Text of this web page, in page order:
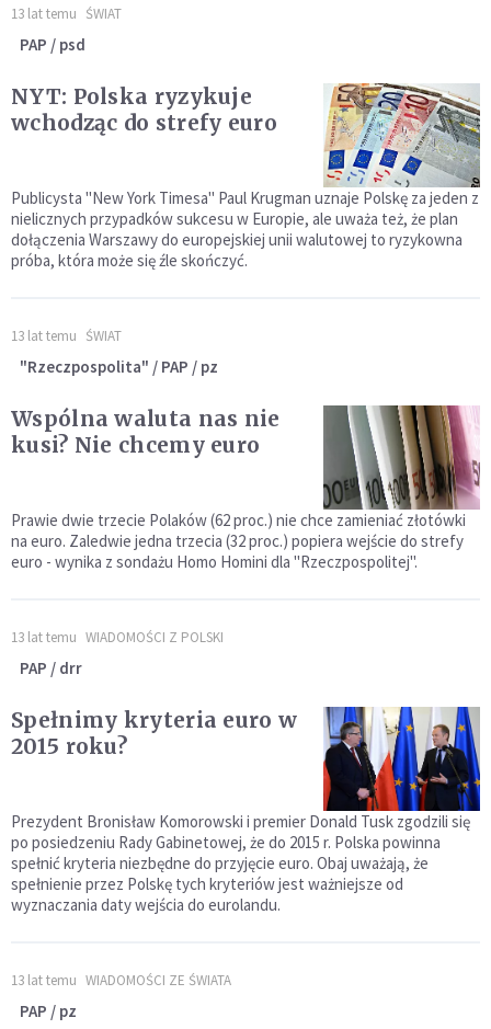
13 lat temu ŚWIAT
PAP / psd
NYT: Polska ryzykuje
wchodząc do strefy euro
Publicysta "New York Timesa" Paul Krugman uznaje Polskę za jeden z
nielicznych przypadków sukcesu w Europie, ale uważa też, że plan
dołączenia Warszawy do europejskiej unii walutowej to ryzykowna
próba, która może się źle skończyć.
13 lat temu ŚWIAT
"Rzeczpospolita" / PAP / pz
Wspólna waluta nas nie
kusi? Nie chcemy euro
Prawie dwie trzecie Polaków (62 proc.) nie chce zamieniać złotówki
na euro. Zaledwie jedna trzecia (32 proc.) popiera wejście do strefy
euro - wynika z sondażu Homo Homini dla "Rzeczpospolitej".
13 lat temu WIADOMOŚCI Z POLSKI
PAP / drr
Spełnimy kryteria euro w
2015 roku?
Prezydent Bronisław Komorowski i premier Donald Tusk zgodzili się
po posiedzeniu Rady Gabinetowej, że do 2015 r. Polska powinna
spełnić kryteria niezbędne do przyjęcie euro. Obaj uważają, że
spełnienie przez Polskę tych kryteriów jest ważniejsze od
wyznaczania daty wejścia do eurolandu.
13 lat temu WIADOMOŚCI ZE ŚWIATA
PAP / pz